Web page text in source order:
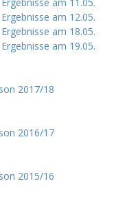
am 12.05.
am 18.05.
am 19.05.
2017/18
2016/17
2015/16